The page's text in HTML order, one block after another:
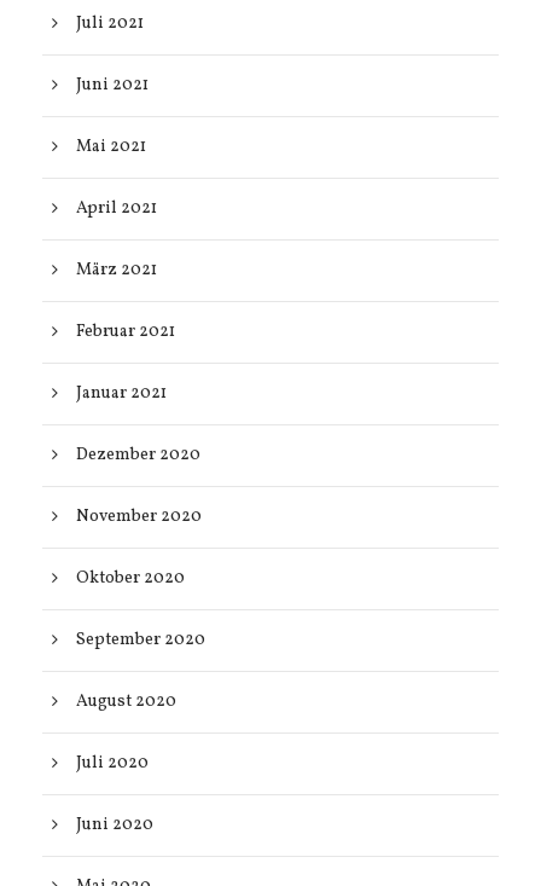
Juli 2021
Juni 2021
Mai 2021
April 2021
März 2021
Februar 2021
Januar 2021
Dezember 2020
November 2020
Oktober 2020
September 2020
August 2020
Juli 2020
Juni 2020